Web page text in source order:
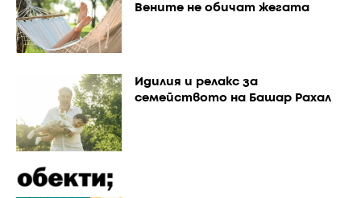
Вените не обичат жегата
Идилия и релакс за
семейството на Башар Рахал